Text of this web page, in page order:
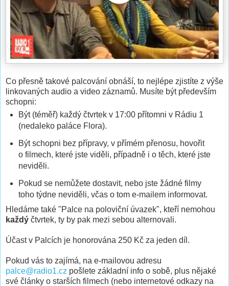
Co přesně takové palcování obnáší, to nejlépe zjistíte z výše
linkovaných audio a video záznamů. Musíte být především
schopni:
Být (téměř) každý čtvrtek v 17:00 přítomni v Rádiu 1
(nedaleko paláce Flora).
Být schopni bez přípravy, v přímém přenosu, hovořit
o filmech, které jste viděli, případně i o těch, které jste
neviděli.
Pokud se nemůžete dostavit, nebo jste žádné filmy
toho týdne neviděli, včas o tom e-mailem informovat.
Hledáme také "Palce na poloviční úvazek", kteří nemohou
každý čtvrtek, ty by pak mezi sebou alternovali.
Účast v Palcích je honorována 250 Kč za jeden díl.
Pokud vás to zajímá, na e-mailovou adresu
palce@radio1.cz pošlete základní info o sobě, plus nějaké
své články o starších filmech (nebo internetové odkazy na